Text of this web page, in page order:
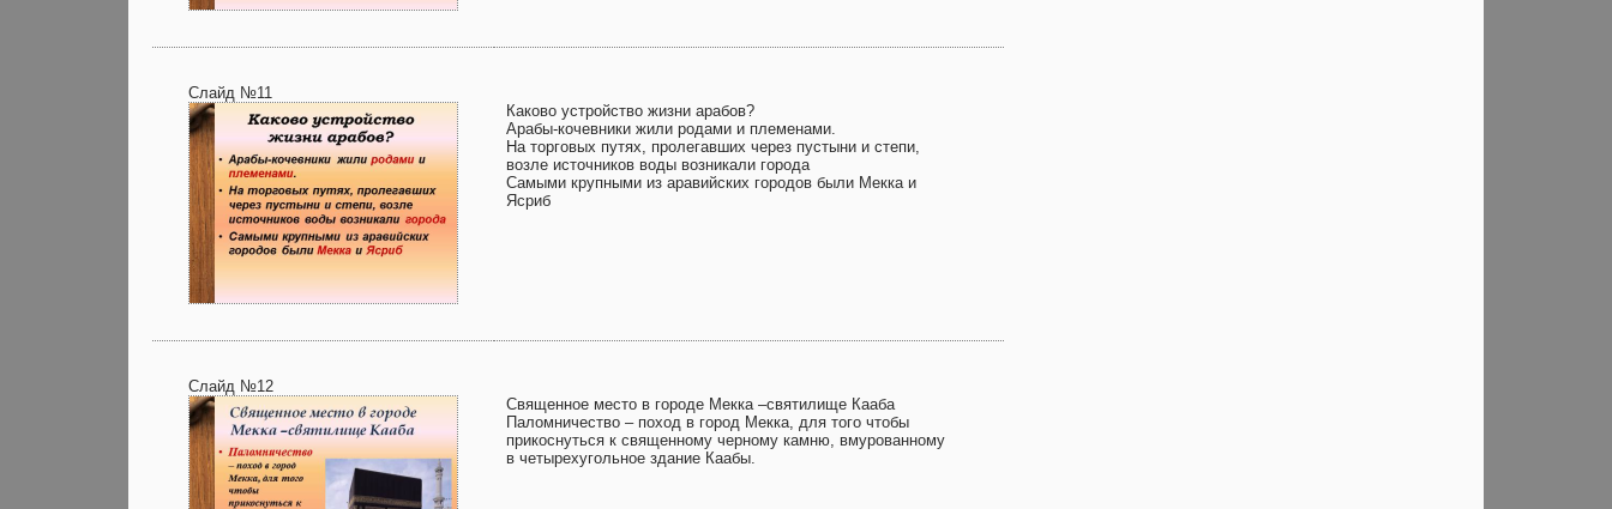
Слайд №11
Каково устройство жизни арабов?
Арабы-кочевники жили родами и племенами.
На торговых путях, пролегавших через пустыни и степи,
возле источников воды возникали города
Самыми крупными из аравийских городов были Мекка и
Ясриб
Слайд №12
Священное место в городе Мекка –святилище Кааба
Паломничество – поход в город Мекка, для того чтобы
прикоснуться к священному черному камню, вмурованному
в четырехугольное здание Каабы.